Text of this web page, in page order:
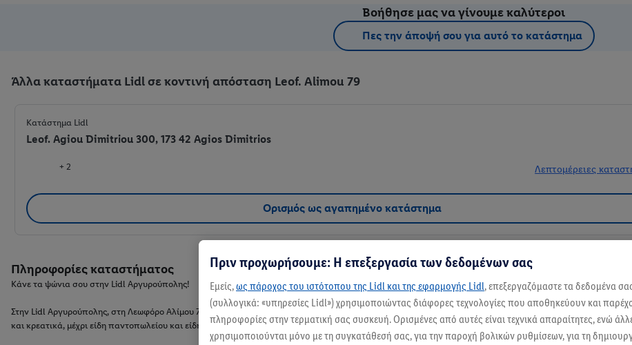
Βοήθησε μας να γίνουμε καλύτεροι
Πες την άποψή σου για αυτό το κατάστημα
Άλλα καταστήματα Lidl σε κοντινή απόσταση Leof. Alimou 79
Κατάστημα Lidl
Leof. Agiou Dimitriou 300, 173 42 Agios Dimitrios
+ 2 Λεπτομέρειες
Ορισμός ως αγαπημένο κατάστημα
Πληροφορίες καταστήματος
Κάνε τα ψώνια σου στην Lidl Αργυρούπολης!
Στην Lidl Αργυρούπολης, στη Λεωφόρο Αλίμου 79, σε περιμένει μια μεγάλη ποικιλία προϊόντων σε χαμηλές τιμές. Εδώ, μπορείς να βρεις τα πάντα για τα
και κρεατικά, μέχρι είδη παντοπωλείου και είδη οικιακής χρήσης. Μην παραλείψεις να επισκεφτείς "Ο Φούρνος Μας" για λαχταριστά αρτοσκευάσματα.
Πριν προχωρήσουμε: Η επεξεργασία των δεδομένων σας
Εμείς,ως πάροχος του ιστότοπου της Lidl και της εφαρμογής Lidl, επεξεργαζόμαστε τα δεδομένα
(συλλογικά: «υπηρεσίες Lidl») χρησιμοποιώντας διάφορες τεχνολογίες που αποθηκεύουν και
πληροφορίες στην τερματική σας συσκευή. Ορισμένες από αυτές είναι τεχνικά απαραίτητες, ενώ
χρησιμοποιούνται μόνο με τη συγκατάθεσή σας, για την παροχή βολικών ρυθμίσεων, για τη